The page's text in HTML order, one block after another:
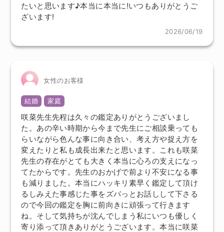
たいと思います♪本当に本当に!いつもありがとうご
ざいます!
2026/06/19
女性のお客様
結婚 家庭
咲菜先生先程は久々の鑑定ありがとうございまし
た。あの辛い時期から今まで先生にご相談乗っても
らいながら色んな事に向き合い、考え方や捉え方を
変えたりと私も成長出来たと思います。これも咲菜
先生の存在がとても大きく本当に心ろの支えになっ
てたからです。先生のおかげで前より不安になる事
も減りました。本当にハッキリ素早く鑑定して頂け
るしみえた事感じた事をズバっとお話しして下さる
ので今回の鑑定を胸に前向きに頑張って行きます
ね。そして気持ちが沈んでしまう私にいつも優しく
寄り添って頂きありがとうございます。本当に咲菜